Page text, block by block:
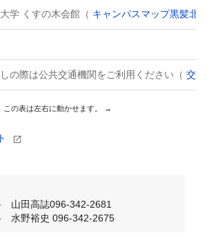
学 くすの木会館（ キャンパスマップ黒髪北
の際は公共交通機関をご利用ください（ 交
山田高誌096-342-2681
水野裕史 096-342-2675